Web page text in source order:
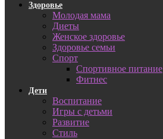
Здоровье
Молодая мама
Диеты
Женское здоровье
Здоровье семьи
Спорт
Спортивное питание
Фитнес
Дети
Воспитание
Игры с детьми
Развитие
Стиль